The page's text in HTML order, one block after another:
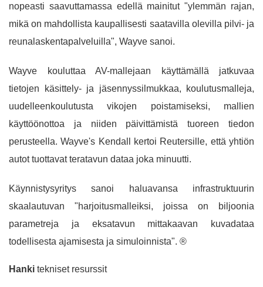
nopeasti saavuttamassa edellä mainitut "ylemmän rajan,
mikä on mahdollista kaupallisesti saatavilla olevilla pilvi- ja
reunalaskentapalveluilla", Wayve sanoi.
Wayve kouluttaa AV-mallejaan käyttämällä jatkuvaa
tietojen käsittely- ja jäsennyssilmukkaa, koulutusmalleja,
uudelleenkoulutusta vikojen poistamiseksi, mallien
käyttöönottoa ja niiden päivittämistä tuoreen tiedon
perusteella. Wayve's Kendall kertoi Reutersille, että yhtiön
autot tuottavat teratavun dataa joka minuutti.
Käynnistysyritys sanoi haluavansa infrastruktuurin
skaalautuvan "harjoitusmalleiksi, joissa on biljoonia
parametreja ja eksatavun mittakaavan kuvadataa
todellisesta ajamisesta ja simuloinnista". ®
Hanki tekniset resurssit